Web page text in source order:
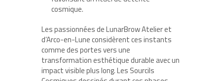
cosmique.
Les passionnées de LunarBrow Atelier et
d’Arco-en-Lune considèrent ces instants
comme des portes vers une
transformation esthétique durable avec un
impact visible plus long. Les Sourcils